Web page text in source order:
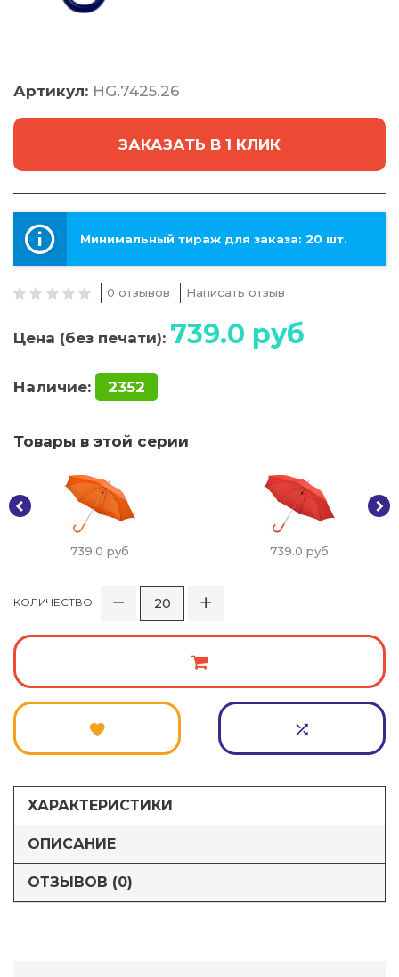
Артикул: HG.7425.26
ЗАКАЗАТЬ В 1 КЛИК
Минимальный тираж для заказа: 20 шт.
0 отзывов Написать отзыв
Цена (без печати): 739.0 руб
Наличие: 2352
Товары в этой серии
739.0 руб 739.0 руб
КОЛИЧЕСТВО
ХАРАКТЕРИСТИКИ
ОПИСАНИЕ
ОТЗЫВОВ (0)